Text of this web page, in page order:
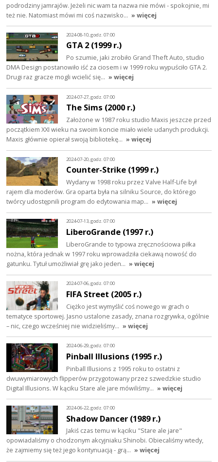
podrodziny jamrajów. Jeżeli nic wam ta nazwa nie mówi - spokojnie, mi
też nie. Natomiast mówi mi coś nazwisko… » więcej
2024-08-10, godz. 07:00
GTA 2 (1999 r.)
Po szumie, jaki zrobiło Grand Theft Auto, studio
DMA Design postanowiło iść za ciosem i w 1999 roku wypuściło GTA 2.
Drugi raz gracze mogli wcielić się… » więcej
2024-07-27, godz. 07:00
The Sims (2000 r.)
Założone w 1987 roku studio Maxis jeszcze przed
początkiem XXI wieku na swoim koncie miało wiele udanych produkcji.
Maxis głównie opierał swoją bibliotekę… » więcej
2024-07-20, godz. 07:00
Counter-Strike (1999 r.)
Wydany w 1998 roku przez Valve Half-Life był
rajem dla moderów. Gra oparta była na silniku Source, do którego
twórcy udostępnili program do edytowania map… » więcej
2024-07-13, godz. 07:00
LiberoGrande (1997 r.)
LiberoGrande to typowa zręcznościowa piłka
nożna, która jednak w 1997 roku wprowadziła ciekawą nowość do
gatunku. Tytuł umożliwiał grę jako jeden… » więcej
2024-07-06, godz. 07:00
FIFA Street (2005 r.)
Ciężko jest wymyślić coś nowego w grach o
tematyce sportowej. Jasno ustalone zasady, znana rozgrywka, ogólnie
– nic, czego wcześniej nie widzieliśmy… » więcej
2024-06-29, godz. 07:00
Pinball Illusions (1995 r.)
Pinball Illusions z 1995 roku to ostatni z
dwuwymiarowych flipperów przygotowany przez szwedzkie studio
Digital Illusions. W kąciku Stare ale jare mówiliśmy… » więcej
2024-06-22, godz. 07:00
Shadow Dancer (1989 r.)
Jakiś czas temu w kąciku "Stare ale jare"
opowiadaliśmy o chodzonym akcyjniaku Shinobi. Obiecaliśmy wtedy,
że zajmiemy się też jego kontynuacją - grą… » więcej